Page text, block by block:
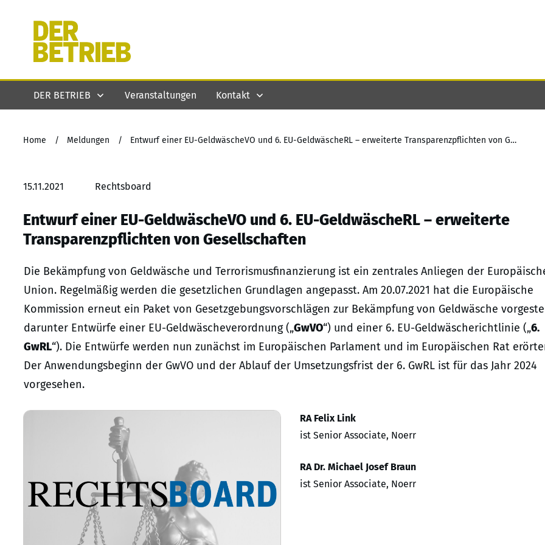
DER BETRIEB Veranstaltungen Kontakt
Home / Meldungen / Entwurf einer EU-GeldwäscheVO und 6. EU-GeldwäscheRL – erweiterte Transparenzpflichten von Gesellschaften
15.11.2021 Rechtsboard
Entwurf einer EU-GeldwäscheVO und 6. EU-GeldwäscheRL – erweiterte
Transparenzpflichten von Gesellschaften
Die Bekämpfung von Geldwäsche und Terrorismusfinanzierung ist ein zentrales Anliegen der
Union. Regelmäßig werden die gesetzlichen Grundlagen angepasst. Am 20.07.2021 hat die Europäische
Kommission erneut ein Paket von Gesetzgebungsvorschlägen zur Bekämpfung von Geldwäsche
darunter Entwürfe einer EU-Geldwäscheverordnung („GwVO“) und einer 6. EU-Geldwäscherichtlinie („6.
GwRL“). Die Entwürfe werden nun zunächst im Europäischen Parlament und im Europäischen Rat
Der Anwendungsbeginn der GwVO und der Ablauf der Umsetzungsfrist der 6. GwRL ist für das Jahr 2024
vorgesehen.
RA Felix Link
ist Senior Associate, Noerr
RA Dr. Michael Josef Braun
ist Senior Associate, Noerr